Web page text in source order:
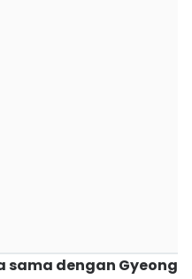
sama dengan Gyeong